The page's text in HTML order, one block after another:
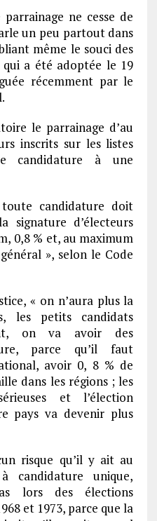
ne cesse de
un peu partout dans
même le souci des
qui a été adoptée le 19
récemment par le
le parrainage d’au
inscrits sur les listes
candidature à une
candidature doit
signature d’électeurs
0,8 % et, au maximum
», selon le Code
« on n’aura plus la
les petits candidats
on va avoir des
parce qu’il faut
avoir 0, 8 % de
dans les régions ; les
et l’élection
pays va devenir plus
risque qu’il y ait au
candidature unique,
lors des élections
et 1973, parce que la